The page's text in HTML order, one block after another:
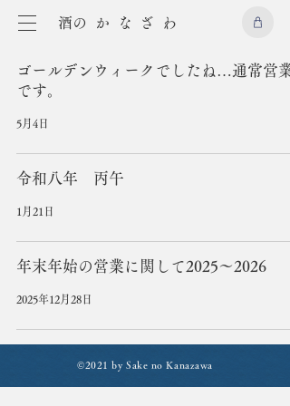
​酒のかなざわ
ゴールデンウィークでしたね…通常営業
です。
5月4日
令和八年 丙午
1月21日
年末年始の営業に関して2025〜2026
2025年12月28日
©2021 by Sake no Kanazawa